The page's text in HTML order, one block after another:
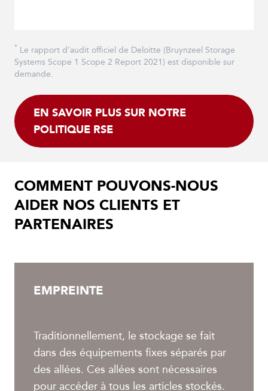
* Le rapport d’audit officiel de Deloitte (Bruynzeel Storage
Systems Scope 1 Scope 2 Report 2021) est disponible sur
demande.
EN SAVOIR PLUS SUR NOTRE
POLITIQUE RSE
COMMENT POUVONS-NOUS
AIDER NOS CLIENTS ET
PARTENAIRES
EMPREINTE
Traditionnellement, le stockage se fait
dans des équipements fixes séparés par
des allées. Ces allées sont nécessaires
pour accéder à tous les articles stockés.